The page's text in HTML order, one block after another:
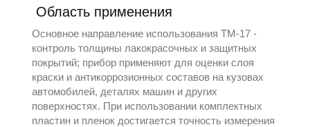
Область применения
Основное направление использования TM-17 -
контроль толщины лакокрасочных и защитных
покрытий; прибор применяют для оценки слоя
краски и антикоррозионных составов на кузовах
автомобилей, деталях машин и других
поверхностях. При использовании комплектных
пластин и пленок достигается точность измерения